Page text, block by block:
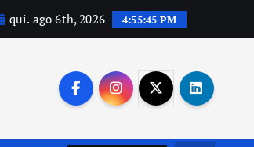
qui. ago 6th, 2026 4:55:47 PM